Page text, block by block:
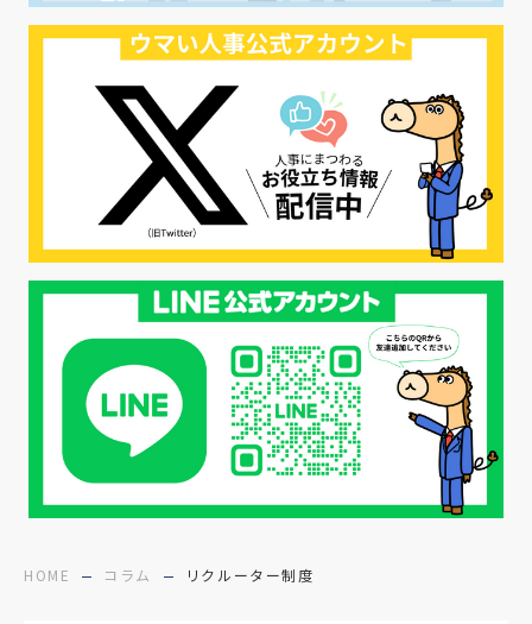
HOME コラム リクルーター制度
#歩留まり改善 #採用ナーチャリング
#採用CX #学内セミナー #カジュアル面談
#転職ファストパス #PRO #採用代行
#エシカル採用 #エシカル就活
#メンタルヘルス #年間採用計画
#年間採用 #応募数の増やし方 #26卒
#27採用プレ #高校生採用
#面接フィードバック #不法就労
#障害者雇用 #メリット #ベネフィット
#医療福祉介護 #業界動向 #採用力